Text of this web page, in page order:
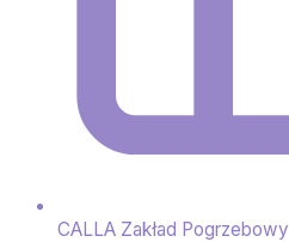
CALLA Zakład Pogrzebowy